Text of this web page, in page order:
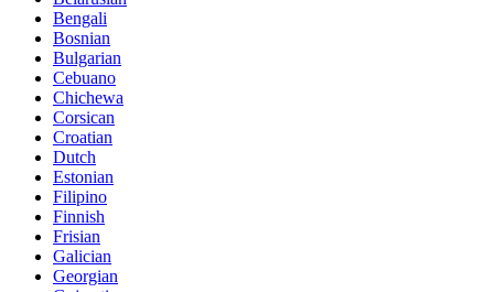
Bengali
Bosnian
Bulgarian
Cebuano
Chichewa
Corsican
Croatian
Dutch
Estonian
Filipino
Finnish
Frisian
Galician
Georgian